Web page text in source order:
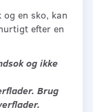
en sko, kan
efter en
og ikke
Brug